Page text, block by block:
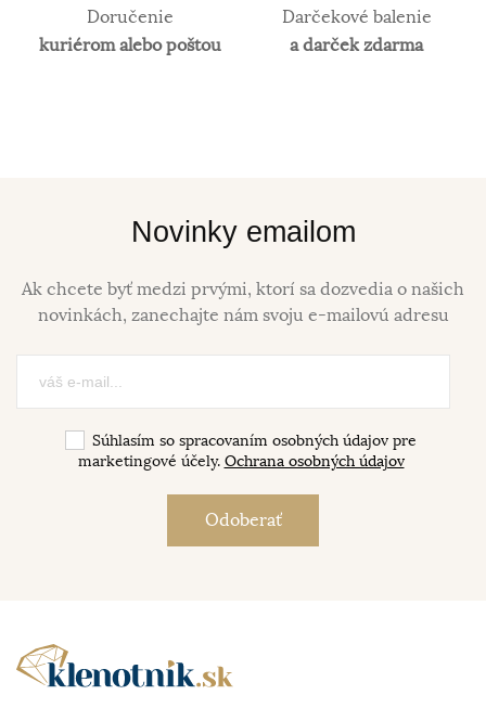
Doručenie
kuriérom alebo poštou
Darčekové balenie
a darček zdarma
Novinky emailom
Ak chcete byť medzi prvými, ktorí sa dozvedia o našich
novinkách, zanechajte nám svoju e-mailovú adresu
Súhlasím so spracovaním osobných údajov pre
marketingové účely. Ochrana osobných údajov